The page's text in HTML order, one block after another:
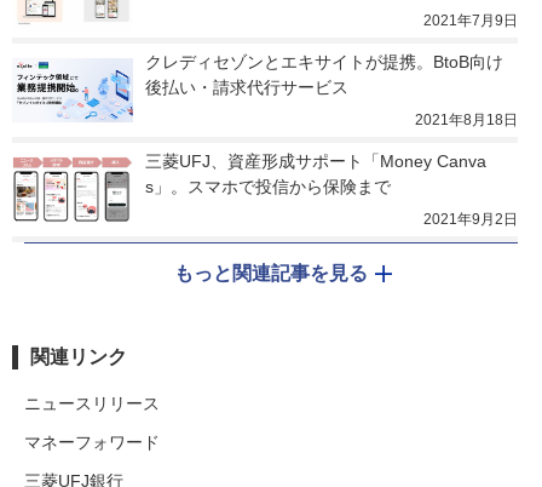
2021年7月9日
クレディセゾンとエキサイトが提携。BtoB向け
後払い・請求代行サービス
2021年8月18日
三菱UFJ、資産形成サポート「Money Canva
s」。スマホで投信から保険まで
2021年9月2日
もっと関連記事を見る
関連リンク
ニュースリリース
マネーフォワード
三菱UFJ銀行